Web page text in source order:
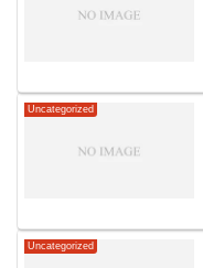
Uncategorized
Uncategorized